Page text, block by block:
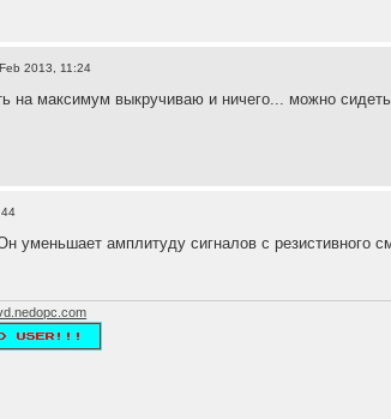
2013, 11:24
на максимум выкручиваю и ничего... можно
уменьшает амплитуду сигналов с резистивного